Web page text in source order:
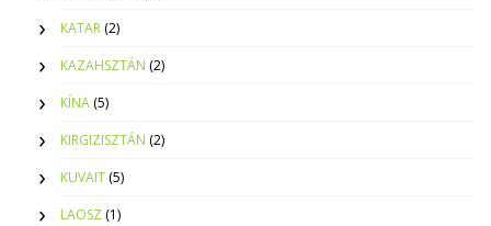
KATAR (2)
KAZAHSZTÁN (2)
KÍNA (5)
KIRGIZISZTÁN (2)
KUVAIT (5)
LAOSZ (1)